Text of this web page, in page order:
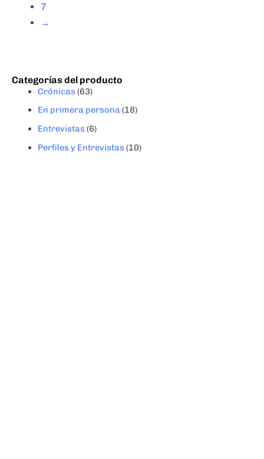
Categorías del producto
Crónicas(63)
En primera persona(18)
Entrevistas(6)
Perfiles y Entrevistas(10)
7
→